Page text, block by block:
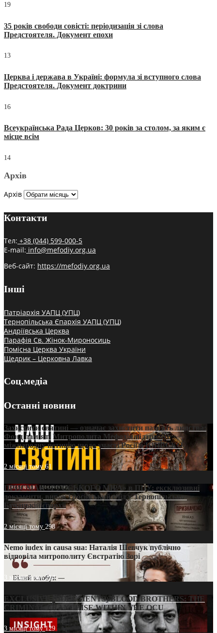
19
35 років свободи совісті: періодизація зі слова
Предстоятеля. Документ епохи
13
Церква і держава в Україні: формула зі вступного слова
Предстоятеля. Документ доктрини
16
Всеукраїнська Рада Церков: 30 років за столом, за яким є
місце всім
14
Архів
Архів
Контакти
Тел: +38 (044) 599-000-5
E-mail: info@mefodiy.org.ua
Веб-сайт: https://mefodiy.org.ua
Інші
Патріархія УАПЦ (УПЦ)
Тернопільська Єпархія УАПЦ (УПЦ)
Андріївська Церква
Парафія Св. Жінок-Мироносиць
Помісна Церква України
Щедрик – Церковна Лавка
Соц.медіа
Останні новини
Захистити святині — означає захистити пам’ять людства:
Фонд пам’яті Митрополита Мефодія підтримує
міжнародну петицію щодо участі Росії в ЮНЕСКО
2 місяці тому61
ПРИСМАК «РУССЬКОГО МІРА» в ПЦУ: ексклюзивні
документи, вирок і російський слід у Тернопільсько-
Бучацькій єпархії
2 місяці тому 298
Nemo iudex in causa sua: Наталія Шевчук публічно
відповіла митрополиту Євстратію Зорі
3 місяці тому214
EXCLUSIVE (DOCUMENTS)/BLOOD BROTHERS: THE
CRIMINAL FRANCHISE WITHIN THE OCU
3 місяці тому129